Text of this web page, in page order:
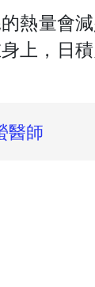
熱量會
上，日
醫師